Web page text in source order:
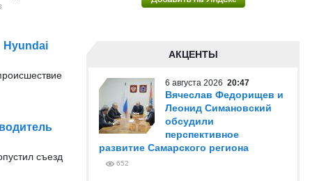
съезд
АКЦЕНТЫ
6 августа 2026 20:47
Вячеслав Федорищев и
Леонид Симановский
обсудили
перспективное
развитие Самарского региона
652